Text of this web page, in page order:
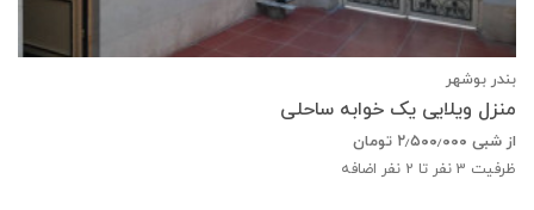
بندر بوشهر
منزل ویلایی یک خوابه ساحلی
از شبی ۲٫۵۰۰٫۰۰۰ تومان
ظرفیت 3 نفر تا 2 نفر اضافه